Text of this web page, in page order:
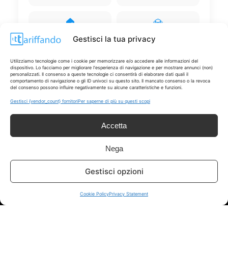
Gestisci la tua privacy
Utilizziamo tecnologie come i cookie per memorizzare e/o accedere alle informazioni del
dispositivo. Lo facciamo per migliorare l'esperienza di navigazione e per mostrare annunci (non)
personalizzati. Il consenso a queste tecnologie ci consentirà di elaborare dati quali il
comportamento di navigazione o gli ID univoci su questo sito. Il mancato consenso o la revoca
del consenso possono influire negativamente su alcune caratteristiche e funzioni.
Gestisci {vendor_count} fornitoriPer saperne di più su questi scopi
Accetta
Nega
Gestisci opzioni
Cookie PolicyPrivacy Statement
🏠 💎
Disclaimer
I marchi citati appartengono ai rispettivi proprietari. Le offerte
segnalate possono subire variazioni: verifica sempre le condizioni